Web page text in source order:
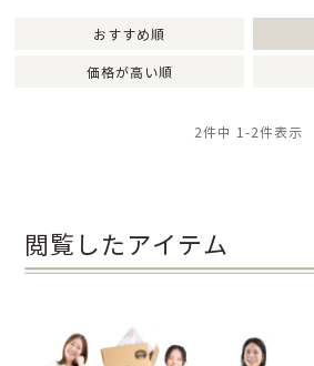
おすすめ順
価格が高い順
2件中 1 -2件表示
閲覧したアイテム